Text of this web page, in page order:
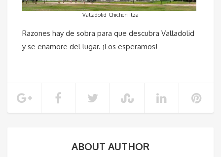
Valladolid-Chichen Itza
Razones hay de sobra para que descubra Valladolid
y se enamore del lugar. ¡Los esperamos!
ABOUT AUTHOR